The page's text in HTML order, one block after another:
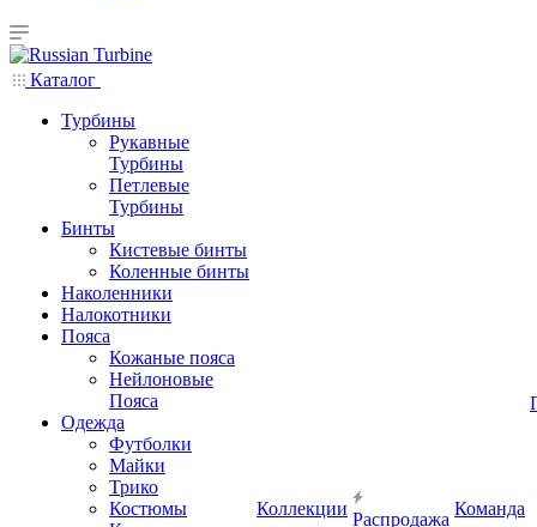
Каталог
Турбины
Рукавные
Турбины
Петлевые
Турбины
Бинты
Кистевые бинты
Коленные бинты
Наколенники
Налокотники
Пояса
Кожаные пояса
Нейлоновые
Пояса
Одежда
Футболки
Майки
Трико
Костюмы
Коллекции
Распродажа
Команда